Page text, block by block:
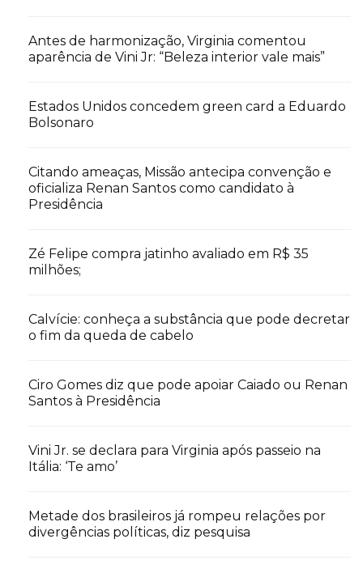
Antes de harmonização, Virginia comentou
aparência de Vini Jr: “Beleza interior vale mais”
Estados Unidos concedem green card a Eduardo
Bolsonaro
Citando ameaças, Missão antecipa convenção e
oficializa Renan Santos como candidato à
Presidência
Zé Felipe compra jatinho avaliado em R$ 35
milhões;
Calvície: conheça a substância que pode decretar
o fim da queda de cabelo
Ciro Gomes diz que pode apoiar Caiado ou Renan
Santos à Presidência
Vini Jr. se declara para Virginia após passeio na
Itália: ‘Te amo’
Metade dos brasileiros já rompeu relações por
divergências políticas, diz pesquisa